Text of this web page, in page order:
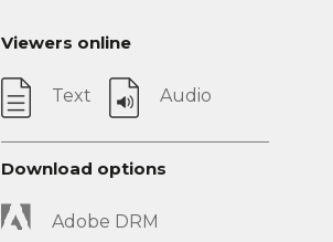
Viewers online
Text Audio
Download options
Adobe DRM